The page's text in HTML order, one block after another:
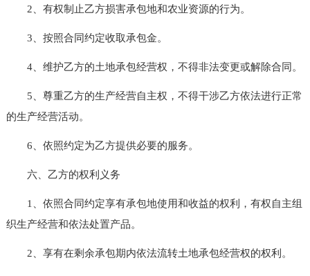
2、有权制止乙方损害承包地和农业资源的行为。
3、按照合同约定收取承包金。
4、维护乙方的土地承包经营权，不得非法变更或解除合同。
5、尊重乙方的生产经营自主权，不得干涉乙方依法进行正常
的生产经营活动。
6、依照约定为乙方提供必要的服务。
六、乙方的权利义务
1、依照合同约定享有承包地使用和收益的权利，有权自主组
织生产经营和依法处置产品。
2、享有在剩余承包期内依法流转土地承包经营权的权利。